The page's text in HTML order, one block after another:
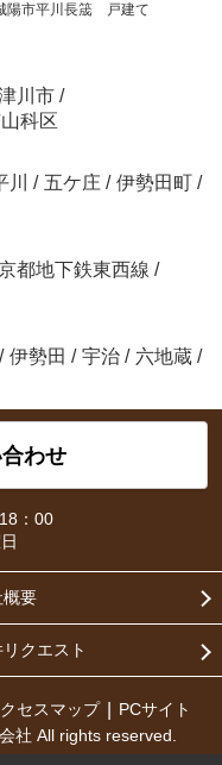
陽市平川長筬 戸建て
川市 /
科区
川 / 五ケ庄 / 伊勢田町 /
都地下鉄東西線 /
/ 伊勢田 / 宇治 / 六地蔵 /
わせ
：00
概要
クエスト
セスマップ
PCサイト
社 All rights reserved.